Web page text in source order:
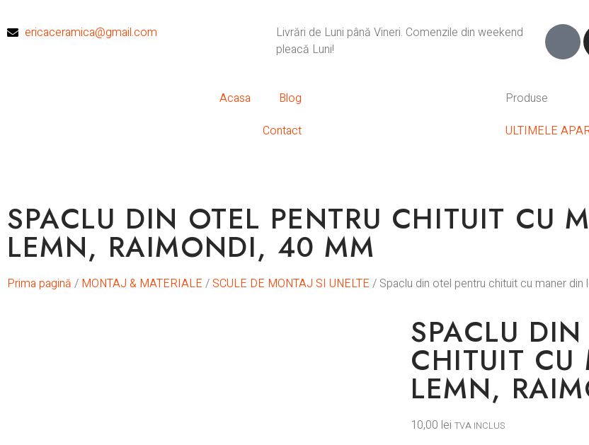
ericaceramica@gmail.com
Livrări de Luni până Vineri. Comenzile din weekend
pleacă Luni!
Acasa
Blog
Contact
Produse
ULTIMELE
SPACLU DIN OTEL PENTRU CHITUIT CU
LEMN, RAIMONDI, 40 MM
Prima pagină / MONTAJ & MATERIALE / SCULE DE MONTAJ SI UNELTE / Spaclu din otel pentru chituit cu maner din
SPACLU
CHITUIT CU
LEMN,
10,00 lei TVA INCLUS